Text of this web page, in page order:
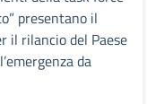
presentano il
il rilancio del Paese
da